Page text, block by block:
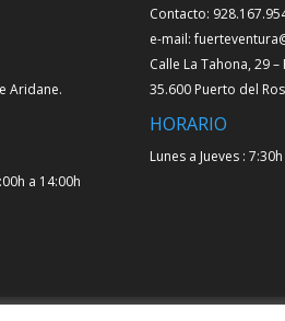
Aridane.
a 14:00h
Contacto:
e-mail:
Calle La Tahona, 29
35.600 Puerto del
HORARIO
Lunes a Jueves :